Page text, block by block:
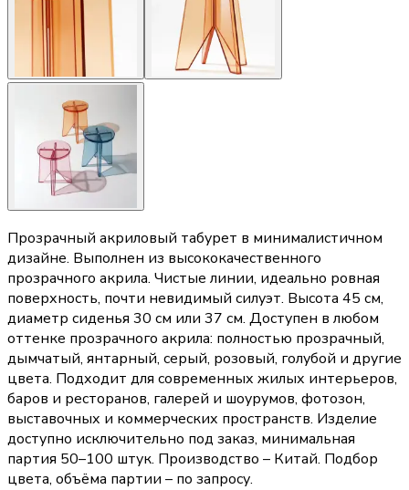
Прозрачный акриловый табурет в минималистичном
дизайне. Выполнен из высококачественного
прозрачного акрила. Чистые линии, идеально ровная
поверхность, почти невидимый силуэт. Высота 45 см,
диаметр сиденья 30 см или 37 см. Доступен в любом
оттенке прозрачного акрила: полностью прозрачный,
дымчатый, янтарный, серый, розовый, голубой и другие
цвета. Подходит для современных жилых интерьеров,
баров и ресторанов, галерей и шоурумов, фотозон,
выставочных и коммерческих пространств. Изделие
доступно исключительно под заказ, минимальная
партия 50–100 штук. Производство – Китай. Подбор
цвета, объёма партии – по запросу.